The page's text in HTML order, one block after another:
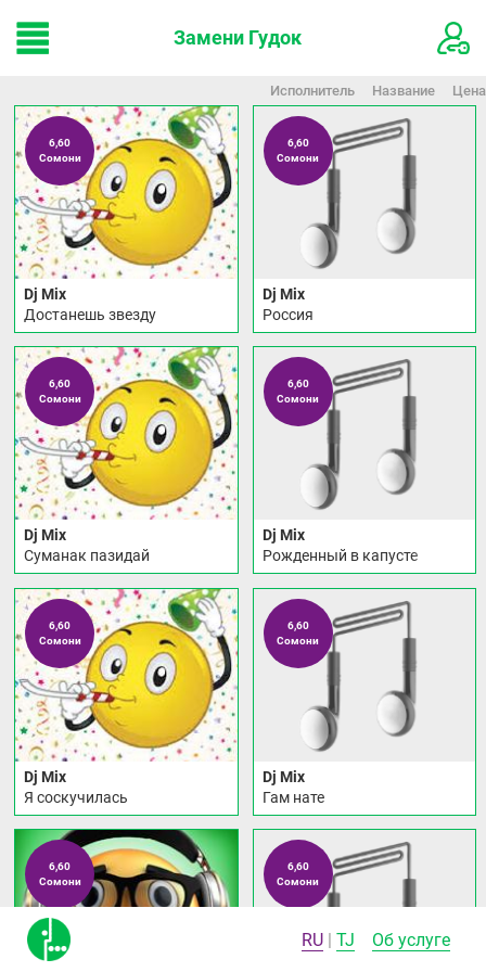
Замени Гудок
Исполнитель Название Цена
Dj Mix
Достанешь звезду
6,60
Сомони
Dj Mix
Россия
6,60
Сомони
Dj Mix
Суманак пазидай
6,60
Сомони
Dj Mix
Рожденный в капусте
6,60
Сомони
Dj Mix
Я соскучилась
6,60
Сомони
Dj Mix
Гам нате
6,60
Сомони
6,60
Сомони
6,60
Сомони
RU TJ Об услуге